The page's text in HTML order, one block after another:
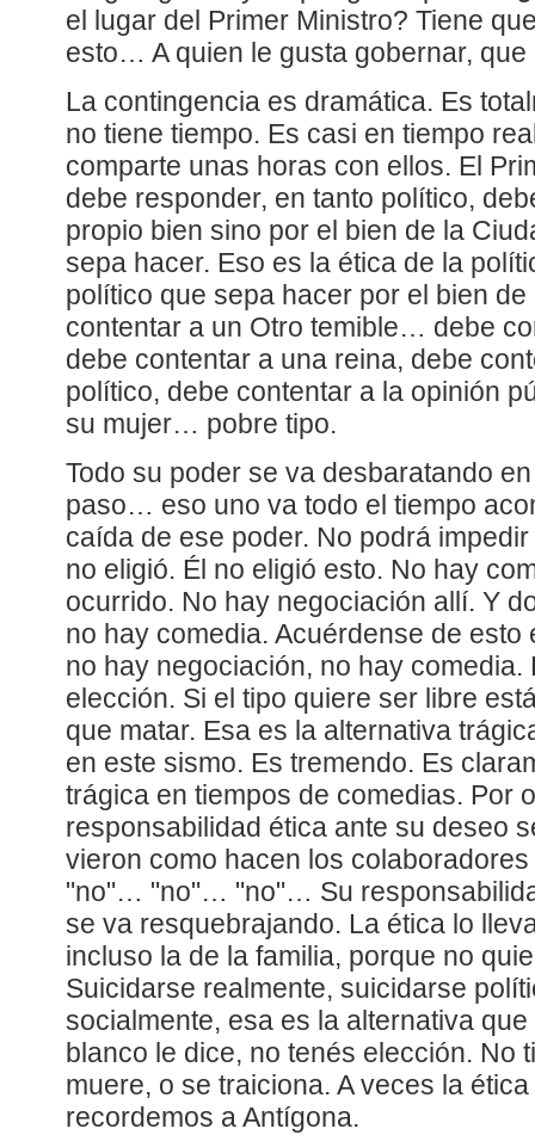
el lugar del Primer Ministro? Tiene
esto… A quien le gusta gobernar,
La contingencia es dramática. Es
no tiene tiempo. Es casi en tiempo
comparte unas horas con ellos. El
debe responder, en tanto político,
propio bien sino por el bien de la
sepa hacer. Eso es la ética de la
político que sepa hacer por el bien
contentar a un Otro temible… debe
debe contentar a una reina, debe
político, debe contentar a la opinión
su mujer… pobre tipo.
Todo su poder se va desbaratando
paso… eso uno va todo el tiempo
caída de ese poder. No podrá
no eligió. Él no eligió esto. No hay
ocurrido. No hay negociación allí. Y
no hay comedia. Acuérdense de esto
no hay negociación, no hay comedia.
elección. Si el tipo quiere ser libre
que matar. Esa es la alternativa
en este sismo. Es tremendo. Es
trágica en tiempos de comedias. Por
responsabilidad ética ante su deseo
vieron como hacen los
"no"… "no"… "no"… Su
se va resquebrajando. La ética lo
incluso la de la familia, porque no
Suicidarse realmente, suicidarse
socialmente, esa es la alternativa
blanco le dice, no tenés elección. No
muere, o se traiciona. A veces la
recordemos a Antígona.